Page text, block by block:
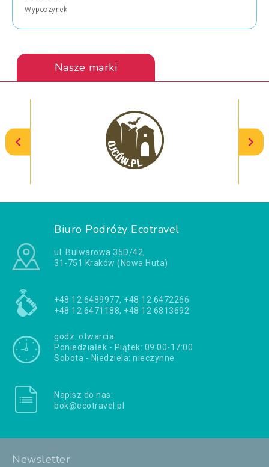
Wypoczynek
Nasze marki
Biuro Podróży Ecotravel
ul. Bulwarowa 35D/42,
31-751 Kraków (Nowa Huta)
+48 12 6489977, +48 12 6472266
+48 12 6471188, +48 12 6813692
godz. otwarcia:
Poniedziałek - Piątek: 09:00-17:00
Sobota - Niedziela: nieczynne
Napisz do nas:
bok@ecotravel.pl
Newsletter